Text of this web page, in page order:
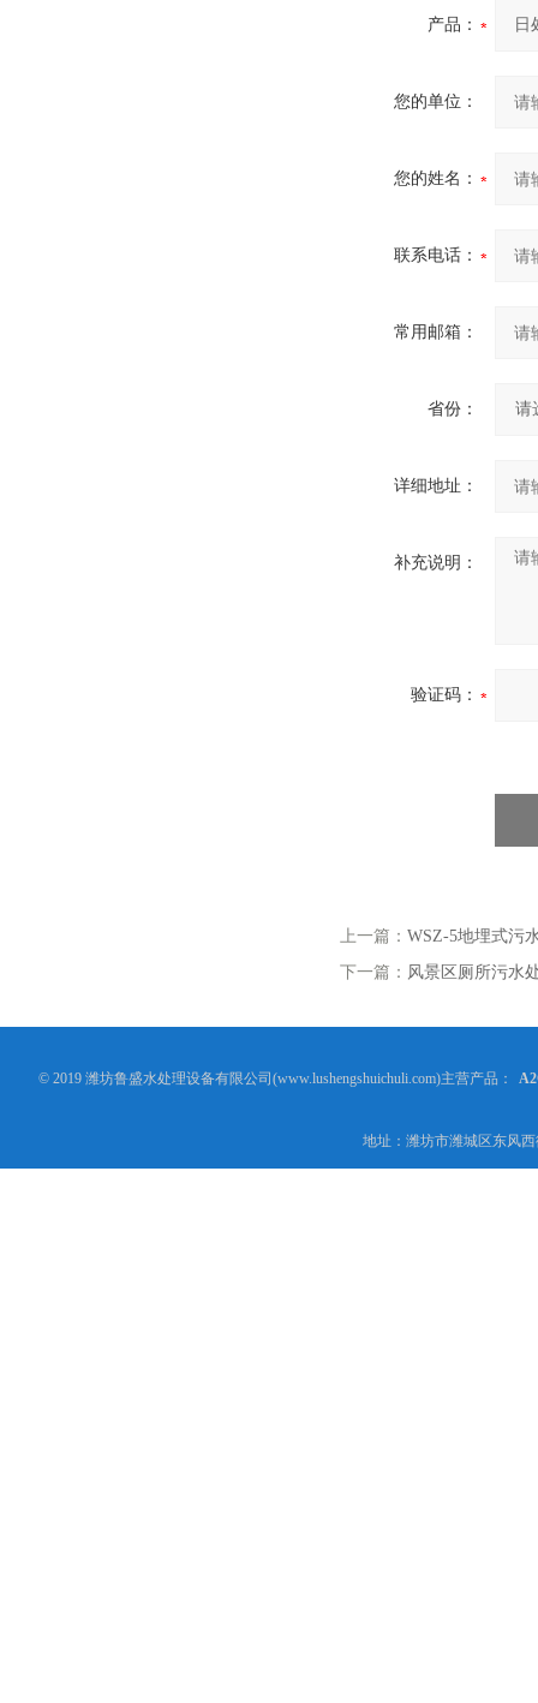
产品：
您的单位：
您的姓名：
联系电话：
常用邮箱：
省份：
详细地址：
补充说明：
验证码：
上一篇： WSZ-5地埋式污
下一篇： 风景区厕所污水
© 2019 潍坊鲁盛水处理设备有限公司(www.lushengshuichuli.com)主营产品：
地址：潍坊市潍城区东风